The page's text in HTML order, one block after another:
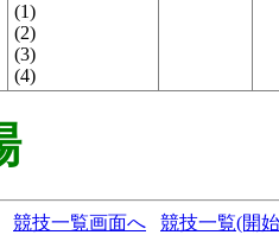
(1)
(2)
(3)
(4)
競技一覧画面へ 競技一覧(開